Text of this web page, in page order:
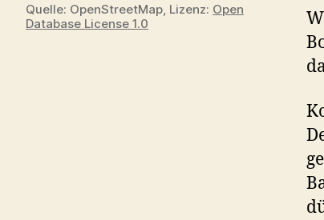
Quelle: OpenStreetMap, Lizenz: Open
Database License 1.0